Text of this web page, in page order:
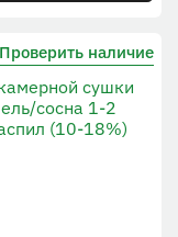
Проверить наличие
сушки
сосна 1-2
(10-18%)